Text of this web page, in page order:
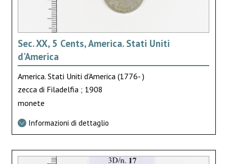
Sec. XX, 5 Cents, America. Stati Uniti
d'America
America. Stati Uniti d'America (1776- )
zecca di Filadelfia ; 1908
monete
Informazioni di dettaglio